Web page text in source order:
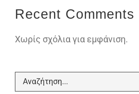
Recent Comments
Χωρίς σχόλια για εμφάνιση.
Αναζήτηση